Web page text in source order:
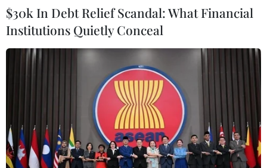
Bắt đối tượng chủ mưu vụ nổ súng bắn
$30k In Debt Relief Scandal: What Financial
Institutions Quietly Conceal